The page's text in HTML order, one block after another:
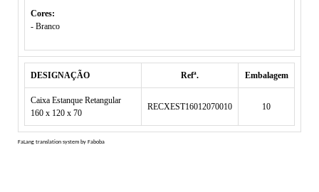
Cores:
- Branco
DESIGNAÇÃO Refª. Embalagem
Caixa Estanque Retangular
160 x 120 x 70
RECXEST16012070010 10
FaLang translation system by Faboba